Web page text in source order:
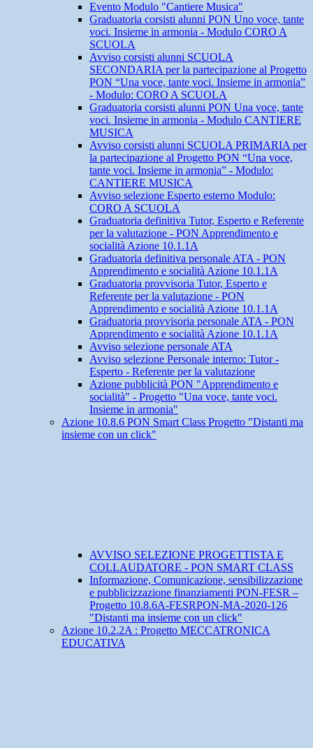
Evento Modulo "Cantiere Musica"
Graduatoria corsisti alunni PON Uno voce, tante
voci. Insieme in armonia - Modulo CORO A
SCUOLA
Avviso corsisti alunni SCUOLA
SECONDARIA per la partecipazione al Progetto
PON “Una voce, tante voci. Insieme in armonia”
- Modulo: CORO A SCUOLA
Graduatoria corsisti alunni PON Una voce, tante
voci. Insieme in armonia - Modulo CANTIERE
MUSICA
Avviso corsisti alunni SCUOLA PRIMARIA per
la partecipazione al Progetto PON “Una voce,
tante voci. Insieme in armonia” - Modulo:
CANTIERE MUSICA
Avviso selezione Esperto esterno Modulo:
CORO A SCUOLA
Graduatoria definitiva Tutor, Esperto e Referente
per la valutazione - PON Apprendimento e
socialità Azione 10.1.1A
Graduatoria definitiva personale ATA - PON
Apprendimento e socialità Azione 10.1.1A
Graduatoria provvisoria Tutor, Esperto e
Referente per la valutazione - PON
Apprendimento e socialità Azione 10.1.1A
Graduatoria provvisoria personale ATA - PON
Apprendimento e socialità Azione 10.1.1A
Avviso selezione personale ATA
Avviso selezione Personale interno: Tutor -
Esperto - Referente per la valutazione
Azione pubblicità PON "Apprendimento e
socialità" - Progetto "Una voce, tante voci.
Insieme in armonia"
Azione 10.8.6 PON Smart Class Progetto "Distanti ma
insieme con un click"
AVVISO SELEZIONE PROGETTISTA E
COLLAUDATORE - PON SMART CLASS
Informazione, Comunicazione, sensibilizzazione
e pubblicizzazione finanziamenti PON-FESR –
Progetto 10.8.6A-FESRPON-MA-2020-126
"Distanti ma insieme con un click"
Azione 10.2.2A : Progetto MECCATRONICA
EDUCATIVA